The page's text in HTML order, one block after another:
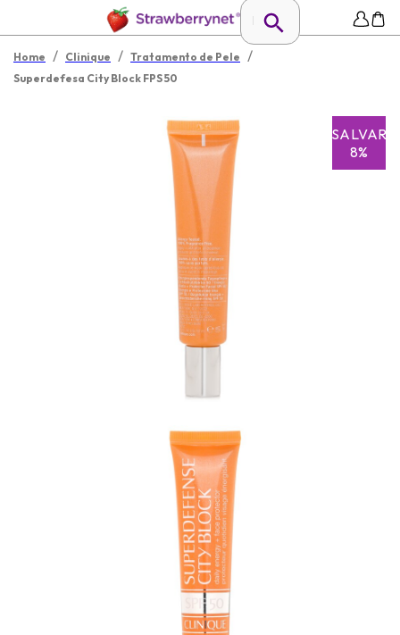
Home / Clinique / Tratamento de Pele /
Superdefesa City Block FPS 50
SALVAR
8%